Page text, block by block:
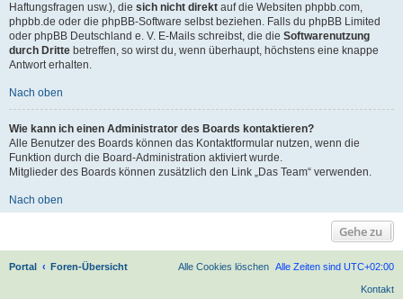
Haftungsfragen usw.), die sich nicht direkt auf die Websiten phpbb.com,
phpbb.de oder die phpBB-Software selbst beziehen. Falls du phpBB Limited
oder phpBB Deutschland e. V. E-Mails schreibst, die die Softwarenutzung
durch Dritte betreffen, so wirst du, wenn überhaupt, höchstens eine knappe
Antwort erhalten.
Nach oben
Wie kann ich einen Administrator des Boards kontaktieren?
Alle Benutzer des Boards können das Kontaktformular nutzen, wenn die
Funktion durch die Board-Administration aktiviert wurde.
Mitglieder des Boards können zusätzlich den Link „Das Team“ verwenden.
Nach oben
Gehe zu
Portal Foren-Übersicht Alle Zeiten sind UTC+02:00
Alle Cookies löschen
Kontakt